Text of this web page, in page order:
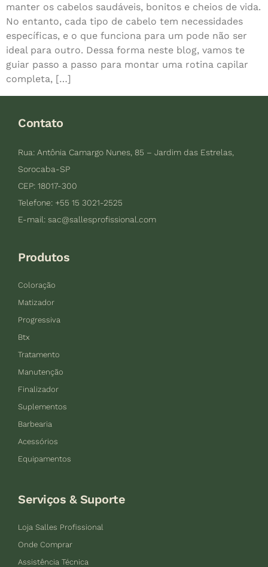
manter os cabelos saudáveis, bonitos e cheios de vida.
No entanto, cada tipo de cabelo tem necessidades
específicas, e o que funciona para um pode não ser
ideal para outro. Dessa forma neste blog, vamos te
guiar passo a passo para montar uma rotina capilar
completa, […]
Contato
Rua: Antônia Camargo Nunes, 85 – Jardim das Estrelas,
Sorocaba-SP
CEP: 18017-300
Telefone: +55 15 3021-2525
E-mail: sac@sallesprofissional.com
Produtos
Coloração
Matizador
Progressiva
Btx
Tratamento
Manutenção
Finalizador
Suplementos
Barbearia
Acessórios
Equipamentos
Serviços & Suporte
Loja Salles Profissional
Onde Comprar
Assistência Técnica